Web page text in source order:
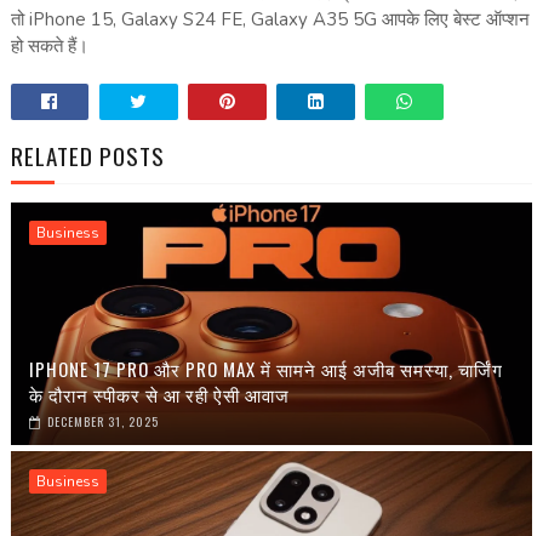
तो iPhone 15, Galaxy S24 FE, Galaxy A35 5G आपके लिए बेस्ट ऑप्शन
हो सकते हैं।
RELATED POSTS
Business
IPHONE 17 PRO और PRO MAX में सामने आई अजीब समस्या, चार्जिंग
के दौरान स्पीकर से आ रही ऐसी आवाज
DECEMBER 31, 2025
Business